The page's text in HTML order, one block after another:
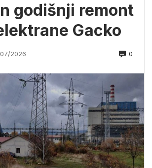
godišnji remont
Gacko
2026 0